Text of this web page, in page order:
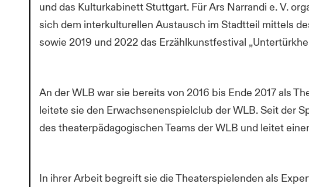
und das Kulturkabinett Stuttgart. Für Ars Narrandi e. V.
sich dem interkulturellen Austausch im Stadtteil mittels
sowie 2019 und 2022 das Erzählkunstfestival
An der WLB war sie bereits von 2016 bis Ende 2017 als
leitete sie den Erwachsenenspielclub der WLB. Seit der
des theaterpädagogischen Teams der WLB und leitet
In ihrer Arbeit begreift sie die Theaterspielenden als